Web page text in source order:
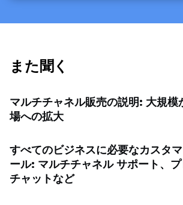
また聞く
マルチチャネル販売の説明: 大規模
場への拡大
すべてのビジネスに必要なカスタ
ール: マルチチャネル サポート、
チャットなど